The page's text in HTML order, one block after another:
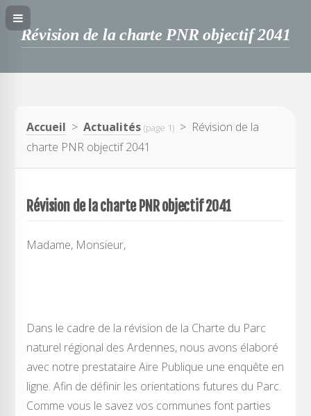
Révision de la charte PNR objectif 2041
Accueil >Actualités (page 1) > Révision de la
charte PNR objectif 2041
Révision de la charte PNR objectif 2041
Madame, Monsieur,
Dans le cadre de la révision de la Charte du Parc
naturel régional des Ardennes, nous avons élaboré
avec notre prestataire Aire Publique une enquête en
ligne. Afin de définir les orientations futures du Parc.
Comme vous le savez vos communes font parties